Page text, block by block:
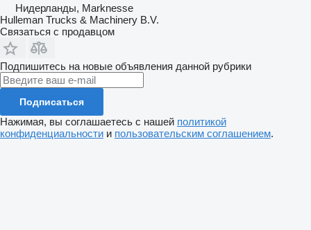
Нидерланды, Marknesse
Hulleman Trucks & Machinery B.V.
Связаться с продавцом
Подпишитесь на новые объявления данной рубрики
Подписаться
Нажимая, вы соглашаетесь с нашей политикой
конфиденциальности и пользовательским соглашением.